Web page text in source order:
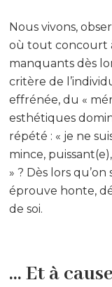
Nous vivons,
où tout concourt
manquants dès
critère de
effrénée, du «
esthétiques
répété : « je ne
mince,
» ? Dès lors
éprouve honte,
de soi.
… Et à